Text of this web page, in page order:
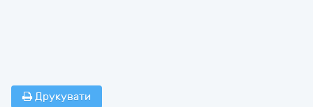
Друкувати